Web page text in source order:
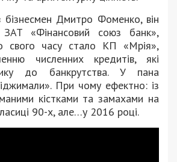
бізнесмен Дмитро Фоменко, він
«Фінансовий союз банк»,
свого часу стало КП «Мрія»,
численних кредитів, які
до банкрутства. У пана
При чому ефектно: із
кістками та замахами на
90-х, але…у 2016 році.